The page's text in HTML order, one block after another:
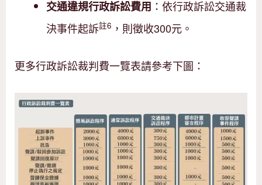
交通違規行政訴訟費用 ：依行政訴訟交通裁
決事件起訴註6 ，則徵收300元。
更多行政訴訟裁判費一覽表請參考下圖：